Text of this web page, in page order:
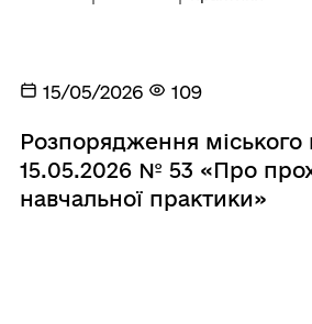
15/05/2026 109
Розпорядження міського
15.05.2026 № 53 «Про
навчальної практики»